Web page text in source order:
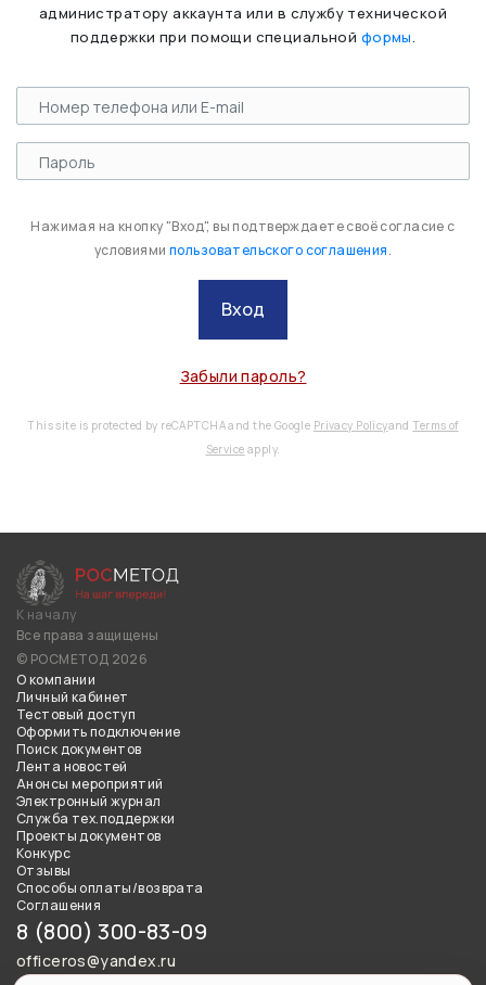
администратору аккаунта или в службу технической
поддержки при помощи специальной формы.
Нажимая на кнопку "Вход", вы подтверждаете своё согласие с
условиями пользовательского соглашения.
Вход
Забыли пароль?
This site is protected by reCAPTCHA and the Google Privacy PolicyandTerms of
Service apply.
К началу
Все права защищены
© РОСМЕТОД 2026
О компании
Личный кабинет
Тестовый доступ
Оформить подключение
Поиск документов
Лента новостей
Анонсы мероприятий
Электронный журнал
Служба тех.поддержки
Проекты документов
Конкурс
Отзывы
Способы оплаты/возврата
Соглашения
8 (800) 300-83-09
officeros@yandex.ru